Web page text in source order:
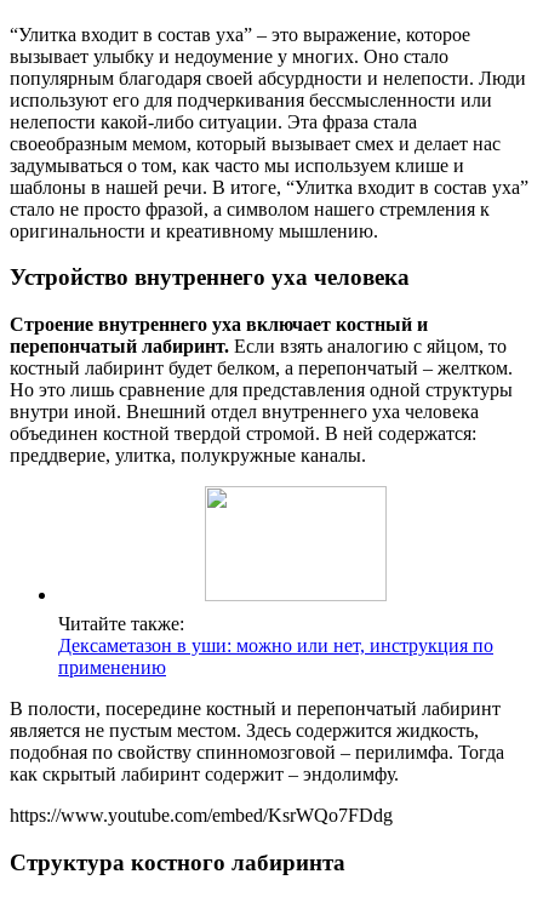
“Улитка входит в состав уха” – это выражение, которое
вызывает улыбку и недоумение у многих. Оно стало
популярным благодаря своей абсурдности и нелепости. Люди
используют его для подчеркивания бессмысленности или
нелепости какой-либо ситуации. Эта фраза стала
своеобразным мемом, который вызывает смех и делает нас
задумываться о том, как часто мы используем клише и
шаблоны в нашей речи. В итоге, “Улитка входит в состав уха”
стало не просто фразой, а символом нашего стремления к
оригинальности и креативному мышлению.
Устройство внутреннего уха человека
Строение внутреннего уха включает костный и
перепончатый лабиринт. Если взять аналогию с яйцом, то
костный лабиринт будет белком, а перепончатый – желтком.
Но это лишь сравнение для представления одной структуры
внутри иной. Внешний отдел внутреннего уха человека
объединен костной твердой стромой. В ней содержатся:
преддверие, улитка, полукружные каналы.
Читайте также:
Дексаметазон в уши: можно или нет, инструкция по
применению
В полости, посередине костный и перепончатый лабиринт
является не пустым местом. Здесь содержится жидкость,
подобная по свойству спинномозговой – перилимфа. Тогда
как скрытый лабиринт содержит – эндолимфу.
https://www.youtube.com/embed/KsrWQo7FDdg
Структура костного лабиринта